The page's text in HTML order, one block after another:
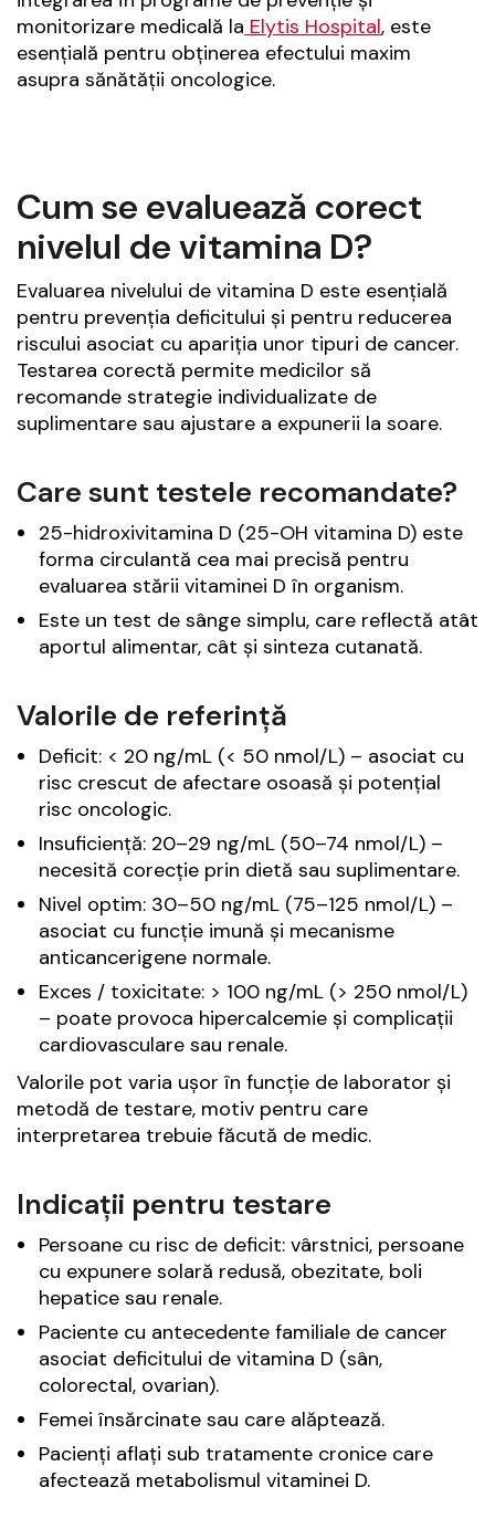
monitorizare medicală la Elytis Hospital, este
esențială pentru obținerea efectului maxim
asupra sănătății oncologice.
Cum se evaluează corect
nivelul de vitamina D?
Evaluarea nivelului de vitamina D este esențială
pentru prevenția deficitului și pentru reducerea
riscului asociat cu apariția unor tipuri de cancer.
Testarea corectă permite medicilor să
recomande strategie individualizate de
suplimentare sau ajustare a expunerii la soare.
Care sunt testele recomandate?
25-hidroxivitamina D (25-OH vitamina D) este
forma circulantă cea mai precisă pentru
evaluarea stării vitaminei D în organism.
Este un test de sânge simplu, care reflectă atât
aportul alimentar, cât și sinteza cutanată.
Valorile de referință
Deficit: < 20 ng/mL (< 50 nmol/L) – asociat cu
risc crescut de afectare osoasă și potențial
risc oncologic.
Insuficiență: 20–29 ng/mL (50–74 nmol/L) –
necesită corecție prin dietă sau suplimentare.
Nivel optim: 30–50 ng/mL (75–125 nmol/L) –
asociat cu funcție imună și mecanisme
anticancerigene normale.
Exces / toxicitate: > 100 ng/mL (> 250 nmol/L)
– poate provoca hipercalcemie și complicații
cardiovasculare sau renale.
Valorile pot varia ușor în funcție de laborator și
metodă de testare, motiv pentru care
interpretarea trebuie făcută de medic.
Indicații pentru testare
Persoane cu risc de deficit: vârstnici, persoane
cu expunere solară redusă, obezitate, boli
hepatice sau renale.
Paciente cu antecedente familiale de cancer
asociat deficitului de vitamina D (sân,
colorectal, ovarian).
Femei însărcinate sau care alăptează.
Pacienți aflați sub tratamente cronice care
afectează metabolismul vitaminei D.